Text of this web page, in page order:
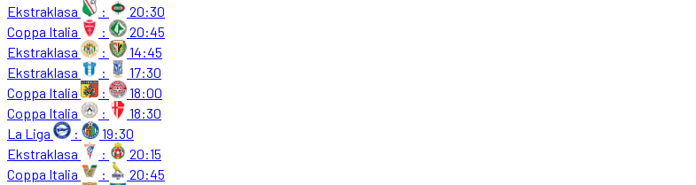
Ekstraklasa
:
20:30
Coppa Italia
:
20:45
Ekstraklasa
:
14:45
Ekstraklasa
:
17:30
Coppa Italia
:
18:00
Coppa Italia
:
18:30
La Liga
:
19:30
Ekstraklasa
:
20:15
Coppa Italia
:
20:45